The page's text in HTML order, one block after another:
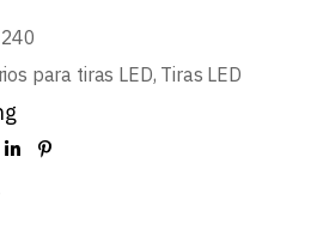
para tiras LED, Tiras LED